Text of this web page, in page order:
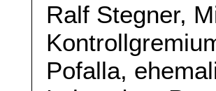
Ralf Stegner,
Pofalla,